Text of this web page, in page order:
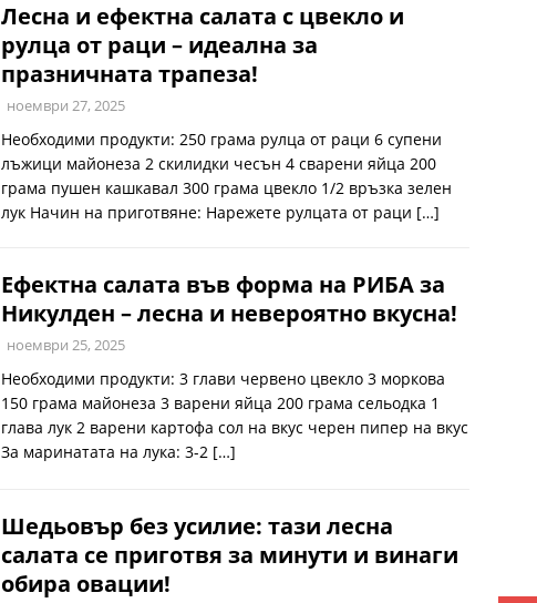
Лесна и ефектна салата с цвекло и
рулца от раци – идеална за
празничната трапеза!
ноември 27, 2025
Необходими продукти: 250 грама рулца от раци 6 супени
лъжици майонеза 2 скилидки чесън 4 сварени яйца 200
грама пушен кашкавал 300 грама цвекло 1/2 връзка зелен
лук Начин на приготвяне: Нарежете рулцата от раци […]
Ефектна салата във форма на РИБА за
Никулден – лесна и невероятно вкусна!
ноември 25, 2025
Необходими продукти: 3 глави червено цвекло 3 моркова
150 грама майонеза 3 варени яйца 200 грама сельодка 1
глава лук 2 варени картофа сол на вкус черен пипер на вкус
За маринатата на лука: 3-2 […]
Шедьовър без усилие: тази лесна
салата се приготвя за минути и винаги
обира овации!